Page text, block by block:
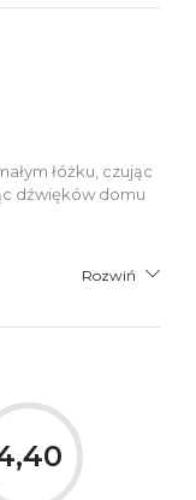
łóżku, czując
dźwięków domu
Rozwiń